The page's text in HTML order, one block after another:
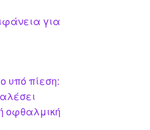
για
υπό πίεση:
οφθαλμική